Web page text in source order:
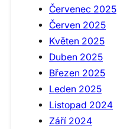
Červenec 2025
Červen 2025
Květen 2025
Duben 2025
Březen 2025
Leden 2025
Listopad 2024
Září 2024